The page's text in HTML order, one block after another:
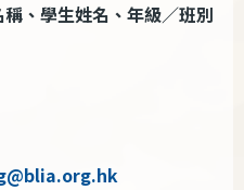
、學生姓名、年級／班別